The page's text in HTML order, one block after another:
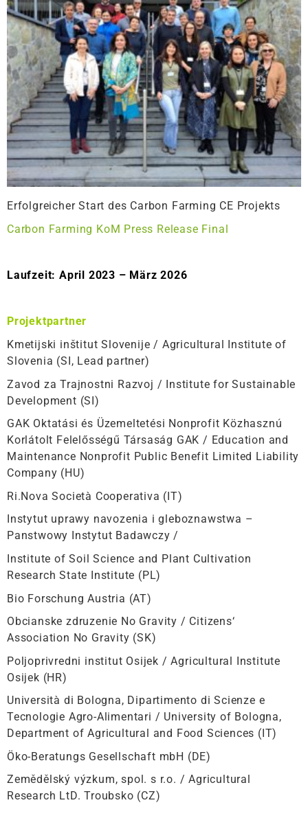
Erfolgreicher Start des Carbon Farming CE Projekts
Carbon Farming KoM Press Release Final
Laufzeit: April 2023 – März 2026
Projektpartner
Kmetijski inštitut Slovenije / Agricultural Institute of
Slovenia (SI, Lead partner)
Zavod za Trajnostni Razvoj / Institute for Sustainable
Development (SI)
GAK Oktatási és Üzemeltetési Nonprofit Közhasznú
Korlátolt Felelősségű Társaság GAK / Education and
Maintenance Nonprofit Public Benefit Limited Liability
Company (HU)
Ri.Nova Società Cooperativa (IT)
Instytut uprawy navozenia i gleboznawstwa –
Panstwowy Instytut Badawczy /
Institute of Soil Science and Plant Cultivation
Research State Institute (PL)
Bio Forschung Austria (AT)
Obcianske zdruzenie No Gravity / Citizens‘
Association No Gravity (SK)
Poljoprivredni institut Osijek / Agricultural Institute
Osijek (HR)
Università di Bologna, Dipartimento di Scienze e
Tecnologie Agro-Alimentari / University of Bologna,
Department of Agricultural and Food Sciences (IT)
Öko-Beratungs Gesellschaft mbH (DE)
Zemědělský výzkum, spol. s r.o. / Agricultural
Research LtD. Troubsko (CZ)